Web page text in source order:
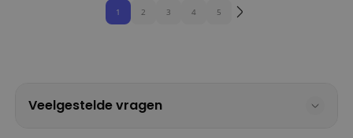
1 2 3 4 5
Veelgestelde vragen